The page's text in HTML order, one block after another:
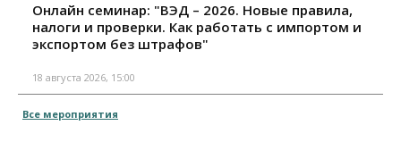
Онлайн семинар: "ВЭД – 2026. Новые правила,
налоги и проверки. Как работать с импортом и
экспортом без штрафов"
18 августа 2026, 15:00
Все мероприятия